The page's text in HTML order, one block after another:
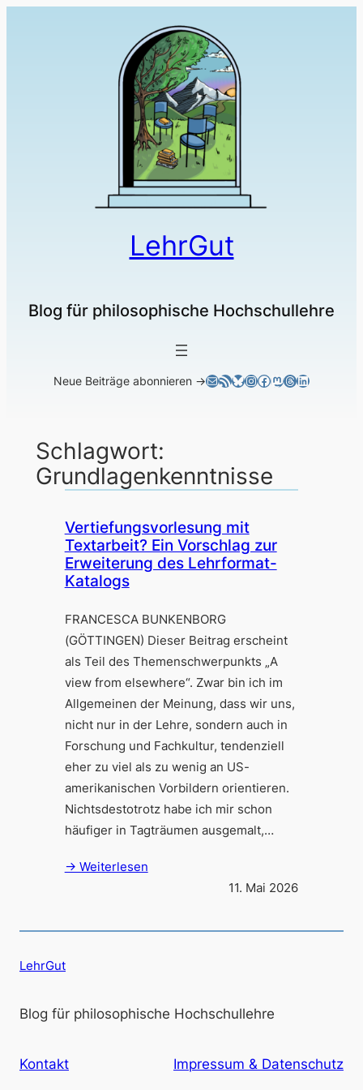
LehrGut
Blog für philosophische Hochschullehre
Neue Beiträge abonnieren →E-MailRSS-FeedBluesky
Instagram
Facebook
Mastodon
Threads
LinkedIn
Schlagwort:
Grundlagenkenntnisse
Vertiefungsvorlesung mit
Textarbeit? Ein Vorschlag zur
Erweiterung des Lehrformat-
Katalogs
FRANCESCA BUNKENBORG
(GÖTTINGEN) Dieser Beitrag erscheint
als Teil des Themenschwerpunkts „A
view from elsewhere“. Zwar bin ich im
Allgemeinen der Meinung, dass wir uns,
nicht nur in der Lehre, sondern auch in
Forschung und Fachkultur, tendenziell
eher zu viel als zu wenig an US-
amerikanischen Vorbildern orientieren.
Nichtsdestotrotz habe ich mir schon
häufiger in Tagträumen ausgemalt,…
→ Weiterlesen
11. Mai 2026
LehrGut
Blog für philosophische Hochschullehre
Kontakt Impressum & Datenschutz